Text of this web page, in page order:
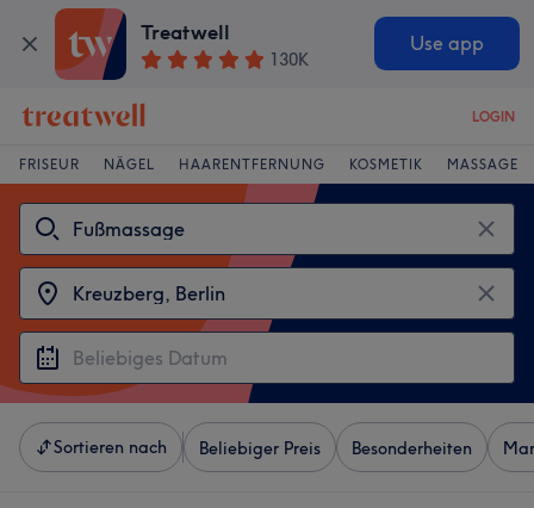
Treatwell
130K
Use app
LOGIN
FRISEUR NÄGEL HAARENTFERNUNG KOSMETIK MASSAGE
Sortieren nach Beliebiger Preis Besonderheiten